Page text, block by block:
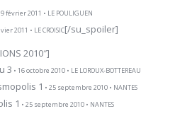
février 2011 • LE POULIGUEN
2011 • LE CROISIC[/su_spoiler]
2010″]
3 • 16 octobre 2010 • LE LOROUX-BOTTEREAU
1 • 25 septembre 2010 • NANTES
1 • 25 septembre 2010 • NANTES